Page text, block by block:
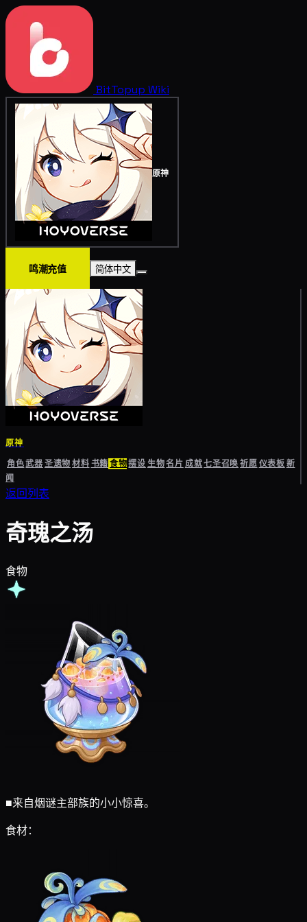
BitTopup Wiki
原神
鸣潮充值 简体中文
原神
角色武器圣遗物材料书籍食物摆设生物名片成就七圣召唤祈愿仪表板新
闻
返回列表
奇瑰之汤
食物
■来自烟谜主部族的小小惊喜。
食材：